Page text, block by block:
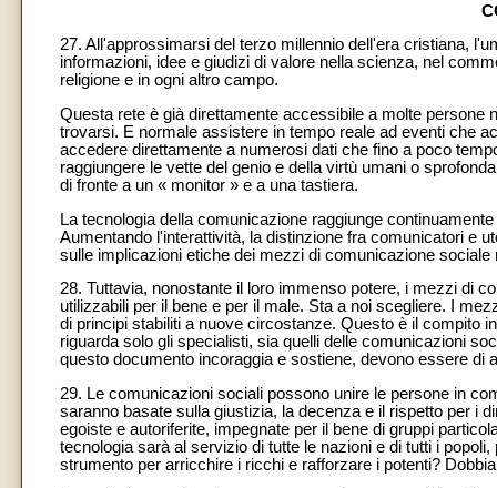
27. All'approssimarsi del terzo millennio dell'era cristiana,
informazioni, idee e giudizi di valore nella scienza, nel
religione e in ogni altro campo.
Questa rete è già direttamente accessibile a molte
trovarsi. E normale assistere in tempo reale ad eventi che
accedere direttamente a numerosi dati che fino a poco
raggiungere le vette del genio e della virtù umani o
di fronte a un « monitor » e a una tastiera.
La tecnologia della comunicazione raggiunge
Aumentando l'interattività, la distinzione fra comunicatori e
sulle implicazioni etiche dei mezzi di comunicazione sociale
28. Tuttavia, nonostante il loro immenso potere, i mezzi di
utilizzabili per il bene e per il male. Sta a noi scegliere. I
di principi stabiliti a nuove circostanze. Questo è il compito
riguarda solo gli specialisti, sia quelli delle comunicazioni
questo documento incoraggia e sostiene, devono essere di
29. Le comunicazioni sociali possono unire le persone in
saranno basate sulla giustizia, la decenza e il rispetto per i
egoiste e autoriferite, impegnate per il bene di gruppi
tecnologia sarà al servizio di tutte le nazioni e di tutti i
strumento per arricchire i ricchi e rafforzare i potenti?